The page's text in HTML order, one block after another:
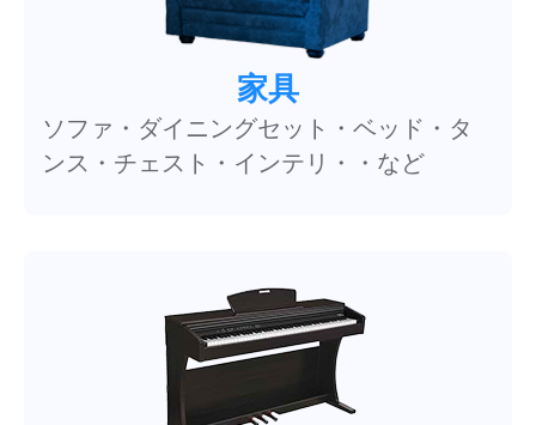
家具
ソファ・ダイニングセット・ベッド・タ
ンス・チェスト・インテリ・・など